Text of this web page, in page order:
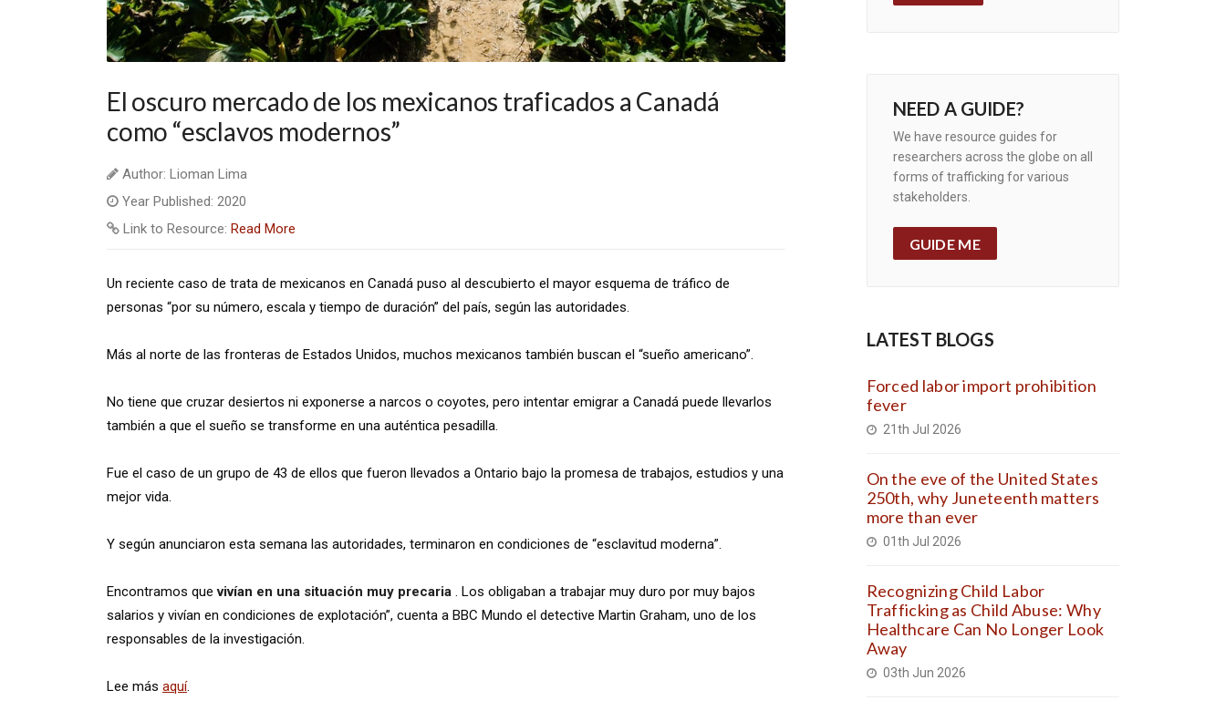
El oscuro mercado de los mexicanos traficados a Canadá
como “esclavos modernos”
Author: Lioman Lima
Year Published: 2020
Link to Resource: Read More
Un reciente caso de trata de mexicanos en Canadá puso al descubierto el mayor esquema de tráfico de
personas “por su número, escala y tiempo de duración” del país, según las autoridades.
Más al norte de las fronteras de Estados Unidos, muchos mexicanos también buscan el “sueño americano”.
No tiene que cruzar desiertos ni exponerse a narcos o coyotes, pero intentar emigrar a Canadá puede llevarlos
también a que el sueño se transforme en una auténtica pesadilla.
Fue el caso de un grupo de 43 de ellos que fueron llevados a Ontario bajo la promesa de trabajos, estudios y una
mejor vida.
Y según anunciaron esta semana las autoridades, terminaron en condiciones de “esclavitud moderna”.
Encontramos quevivían en una situación muy precaria . Los obligaban a trabajar muy duro por muy bajos
salarios y vivían en condiciones de explotación”, cuenta a BBC Mundo el detective Martin Graham, uno de los
responsables de la investigación.
Lee más aquí.
NEED A GUIDE?
We have resource guides for
researchers across the globe on all
forms of trafficking for various
stakeholders.
GUIDE ME
LATEST BLOGS
Forced labor import prohibition
fever
21th Jul 2026
On the eve of the United States
250th, why Juneteenth matters
more than ever
01th Jul 2026
Recognizing Child Labor
Trafficking as Child Abuse: Why
Healthcare Can No Longer Look
Away
03th Jun 2026